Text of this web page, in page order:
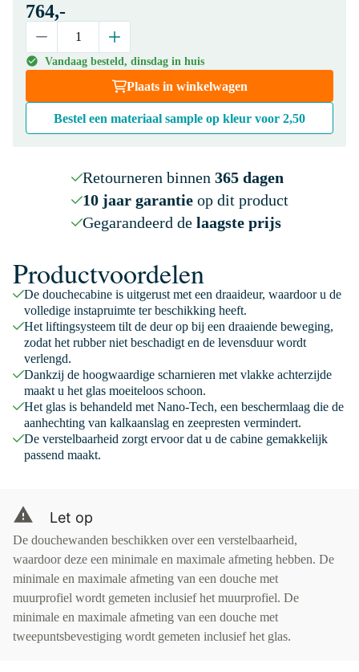
764,-
Vandaag besteld, dinsdag in huis
Plaats in winkelwagen
Bestel een materiaal sample op kleur voor 2,50
Retourneren binnen 365 dagen
10 jaar garantieop dit product
Gegarandeerd de laagste prijs
Productvoordelen
De douchecabine is uitgerust met een draaideur, waardoor u de
volledige instapruimte ter beschikking heeft.
Het liftingsysteem tilt de deur op bij een draaiende beweging,
zodat het rubber niet beschadigt en de levensduur wordt
verlengd.
Dankzij de hoogwaardige scharnieren met vlakke achterzijde
maakt u het glas moeiteloos schoon.
Het glas is behandeld met Nano-Tech, een beschermlaag die de
aanhechting van kalkaanslag en zeepresten vermindert.
De verstelbaarheid zorgt ervoor dat u de cabine gemakkelijk
passend maakt.
Let op
De douchewanden beschikken over een verstelbaarheid,
waardoor deze een minimale en maximale afmeting hebben. De
minimale en maximale afmeting van een douche met
muurprofiel wordt gemeten inclusief het muurprofiel. De
minimale en maximale afmeting van een douche met
tweepuntsbevestiging wordt gemeten inclusief het glas.